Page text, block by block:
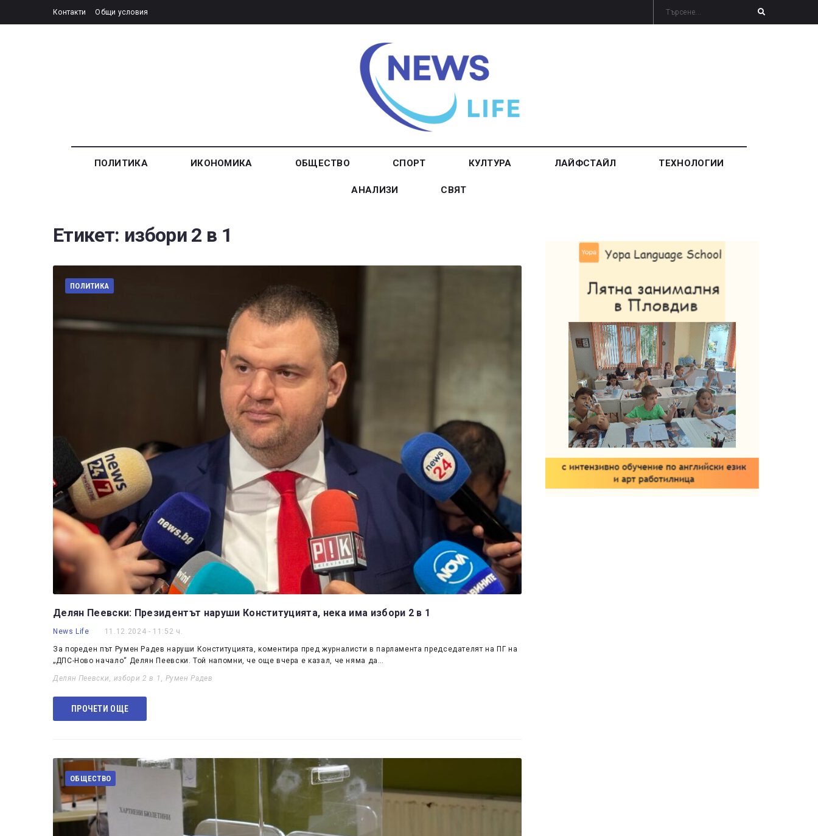
Контакти Общи условия
ПОЛИТИКА ИКОНОМИКА ОБЩЕСТВО СПОРТ КУЛТУРА ЛАЙФСТАЙЛ ТЕХНОЛОГИИ
АНАЛИЗИ СВЯТ
Етикет: избори 2 в 1
ПОЛИТИКА
Делян Пеевски: Президентът наруши Конституцията, нека има избори 2 в 1
News Life 11.12.2024 - 11:52 ч.
За пореден път Румен Радев наруши Конституцията, коментира пред журналисти в парламента председателят на ПГ на
„ДПС-Ново начало“ Делян Пеевски. Той напомни, че още вчера е казал, че няма да…
Делян Пеевски, избори 2 в 1 , Румен Радев
ПРОЧЕТИ ОЩЕ
ОБЩЕСТВО